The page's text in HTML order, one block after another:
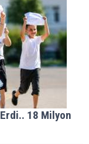
18 Milyon